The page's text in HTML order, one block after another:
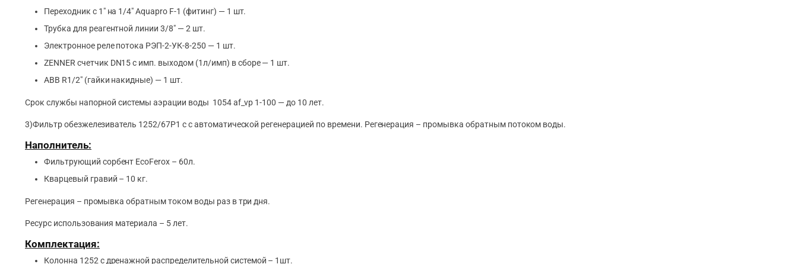
Переходник с 1″ на 1/4″ Aquapro F-1 (фитинг) — 1 шт.
Трубка для реагентной линии 3/8″ — 2 шт.
Электронное реле потока РЭП-2-УК-8-250 — 1 шт.
ZENNER счетчик DN15 с имп. выходом (1л/имп) в сборе — 1 шт.
ABB R1/2″ (гайки накидные) — 1 шт.
Срок службы напорной системы аэрации воды 1054 af_vp 1-100 — до 10 лет.
3)Фильтр обезжелезиватель 1252/67P1 c с автоматической регенерацией по времени. Регенерация – промывка обратным потоком воды.
Наполнитель:
Фильтрующий сорбент EcoFerox – 60л.
Кварцевый гравий – 10 кг.
Регенерация – промывка обратным током воды раз в три дня.
Ресурс использования материала – 5 лет.
Комплектация:
Колонна 1252 с дренажной распределительной системой – 1шт.